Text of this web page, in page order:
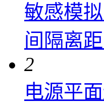
敏感模
间隔离
2
电源平